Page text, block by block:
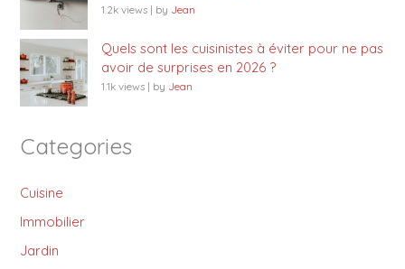
1.2k views | by Jean
Quels sont les cuisinistes à éviter pour ne pas
avoir de surprises en 2026 ?
1.1k views | by Jean
Categories
Cuisine
Immobilier
Jardin